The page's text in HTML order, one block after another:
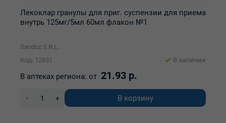
Лекоклар гранулы для приг. суспензии для приема
внутрь 125мг/5мл 60мл флакон №1
Sandoz S.R.L.
Код: 12831
В наличии
В аптеках региона: от 21.93 р.
- + В корзину